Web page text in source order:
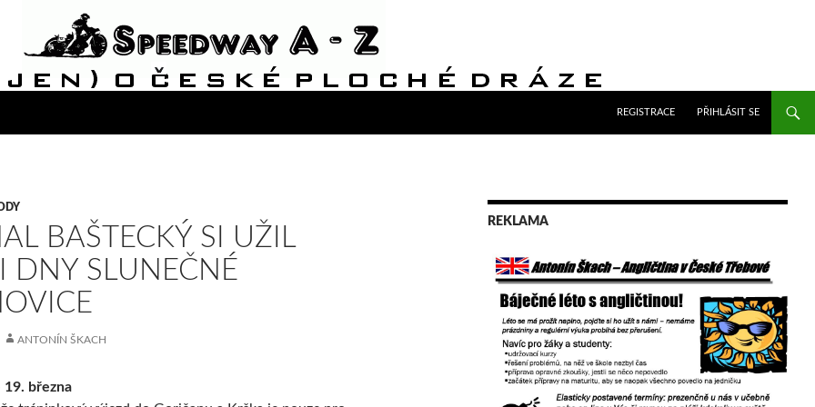
REGISTRACE
PŘIHLÁSIT SE
BAŠTECKÝ SI UŽIL
DNY SLUNEČNÉ
ANTONÍN ŠKACH
19. března
REKLAMA